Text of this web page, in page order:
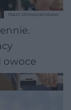
owoce
TEKST SPONSOROWANY